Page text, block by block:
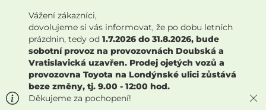
Vážení zákazníci,
dovolujeme si vás informovat, že po dobu letních
prázdnin, tedy od 1.7.2026 do 31.8.2026, bude
sobotní provoz na provozovnách Doubská a
Vratislavická uzavřen. Prodej ojetých vozů a
provozovna Toyota na Londýnské ulici zůstává
beze změny, tj. 9.00 - 12:00 hod.
Děkujeme za pochopení!